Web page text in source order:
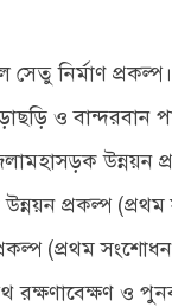
নির্মাণ প্রকল্প।
ও বান্দরবান
উন্নয়ন
প্রকল্প
(প্রথম
ও